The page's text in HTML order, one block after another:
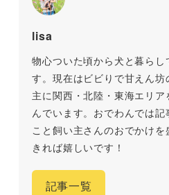
lisa
物心ついた頃から犬と暮ら
す。現在はビビりで甘えん坊
主に関西・北陸・東海エリ
んでいます。おでわんでは
こと飼い主さんのおでかけ
きれば嬉しいです！
記事一覧